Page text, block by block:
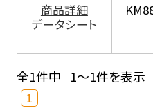
商品詳細
データシート
全1件中 1～1件を表示
1